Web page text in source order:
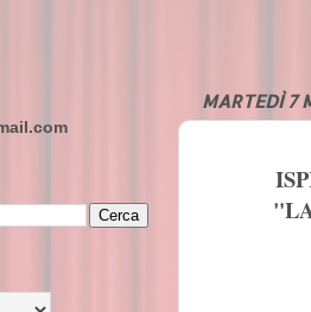
MARTEDÌ 7